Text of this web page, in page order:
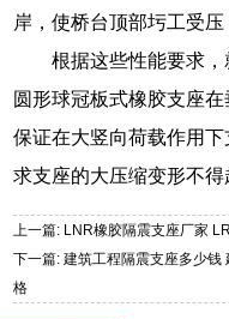
岸，使桥台顶部圬工受
根据这些性能要求
圆形球冠板式橡胶支座
保证在大竖向荷载作用
求支座的大压缩变形不得
上一篇: LNR橡胶隔震支座厂家
下一篇: 建筑工程隔震支座多少
格